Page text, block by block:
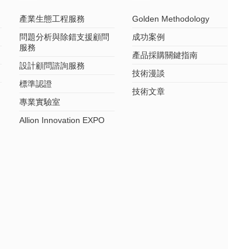
產業生態工程服務
問題分析與除錯支援顧問
服務
設計顧問諮詢服務
標準認證
專業實驗室
Allion Innovation EXPO
Golden Methodology
成功案例
產品採購關鍵指南
技術漫談
技術文章